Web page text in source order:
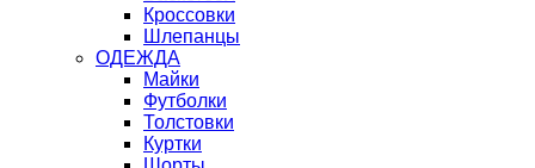
Кроссовки
Шлепанцы
ОДЕЖДА
Майки
Футболки
Толстовки
Куртки